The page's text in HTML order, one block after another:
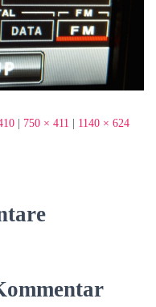
750 × 411 1140 × 624